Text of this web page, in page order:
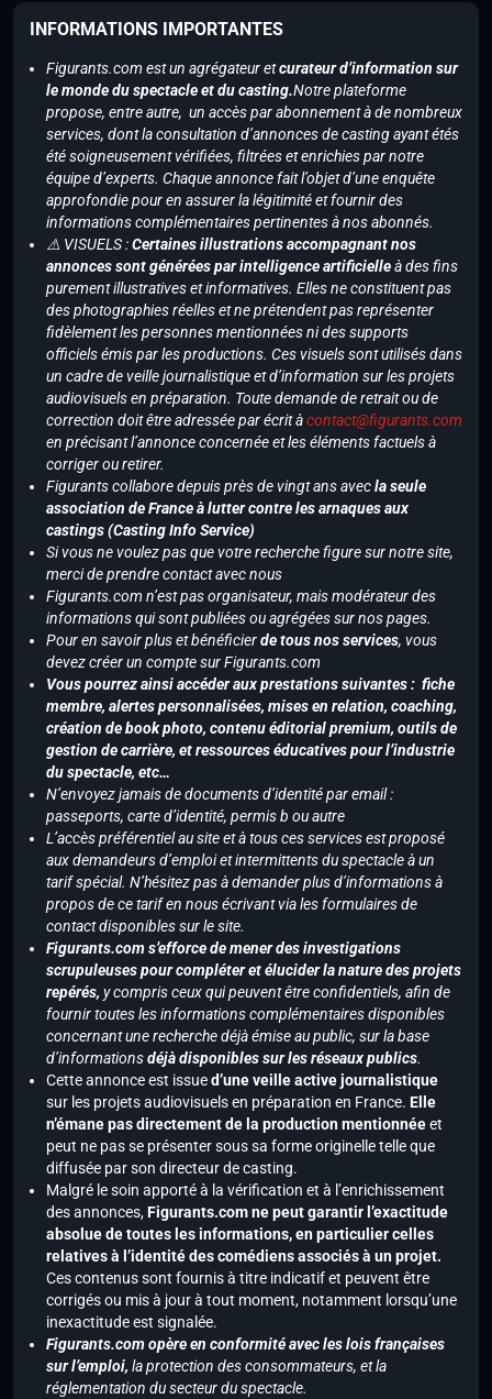
INFORMATIONS IMPORTANTES
Figurants.com est un agrégateur etcurateur d’information sur
le monde du spectacle et du casting.Notre plateforme
propose, entre autre, un accès par abonnement à de nombreux
services, dont la consultation d’annonces de casting ayant étés
été soigneusement vérifiées, filtrées et enrichies par notre
équipe d’experts. Chaque annonce fait l’objet d’une enquête
approfondie pour en assurer la légitimité et fournir des
informations complémentaires pertinentes à nos abonnés.
⚠️ VISUELS :Certaines illustrations accompagnant nos
annonces sont générées par intelligence artificielleà des fins
purement illustratives et informatives. Elles ne constituent pas
des photographies réelles et ne prétendent pas représenter
fidèlement les personnes mentionnées ni des supports
officiels émis par les productions. Ces visuels sont utilisés dans
un cadre de veille journalistique et d’information sur les projets
audiovisuels en préparation. Toute demande de retrait ou de
correction doit être adressée par écrit àcontact@figurants.com
en précisant l’annonce concernée et les éléments factuels à
corriger ou retirer.
Figurants collabore depuis près de vingt ans avecla seule
association de France à lutter contre les arnaques aux
castings (Casting Info Service)
Si vous ne voulez pas que votre recherche figure sur notre site,
merci de prendre contact avec nous
Figurants.com n’est pas organisateur, mais modérateur des
informations qui sont publiées ou agrégées sur nos pages.
Pour en savoir plus et bénéficierde tous nos services, vous
devez créer un compte sur Figurants.com
Vous pourrez ainsi accéder aux prestations suivantes : fiche
membre, alertes personnalisées, mises en relation, coaching,
création de book photo, contenu éditorial premium, outils de
gestion de carrière, et ressources éducatives pour l’industrie
du spectacle, etc…
N’envoyez jamais de documents d’identité par email :
passeports, carte d’identité, permis b ou autre
L’accès préférentiel au site et à tous ces services est proposé
aux demandeurs d’emploi et intermittents du spectacle à un
tarif spécial. N’hésitez pas à demander plus d’informations à
propos de ce tarif en nous écrivant via les formulaires de
contact disponibles sur le site.
Figurants.com s’efforce de mener des investigations
scrupuleuses pour compléter et élucider la nature des projets
repérés, y compris ceux qui peuvent être confidentiels, afin de
fournir toutes les informations complémentaires disponibles
concernant une recherche déjà émise au public, sur la base
d’informationsdéjà disponibles sur les réseaux publics.
Cette annonce est issued’une veille active journalistique
sur les projets audiovisuels en préparation en France. Elle
n’émane pas directement de la production mentionnéeet
peut ne pas se présenter sous sa forme originelle telle que
diffusée par son directeur de casting.
Malgré le soin apporté à la vérification et à l’enrichissement
des annonces,Figurants.com ne peut garantir l’exactitude
absolue de toutes les informations, en particulier celles
relatives à l’identité des comédiens associés à un projet.
Ces contenus sont fournis à titre indicatif et peuvent être
corrigés ou mis à jour à tout moment, notamment lorsqu’une
inexactitude est signalée.
Figurants.com opère en conformité avec les lois françaises
sur l’emploi, la protection des consommateurs, et la
réglementation du secteur du spectacle.